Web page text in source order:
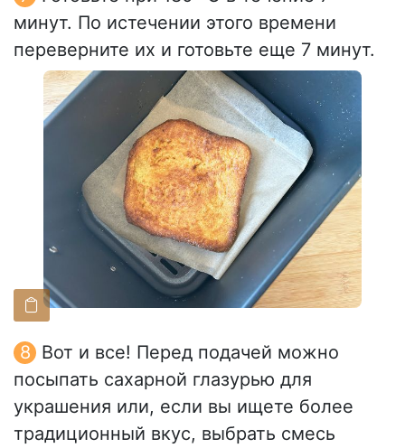
минут. По истечении этого времени
переверните их и готовьте еще 7 минут.
Вот и все! Перед подачей можно
посыпать сахарной глазурью для
украшения или, если вы ищете более
традиционный вкус, выбрать смесь